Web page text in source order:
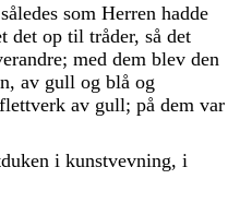
således som Herren hadde
det op til tråder, så det
; med dem blev den
, av gull og blå og
flettverk av gull; på dem var
i kunstvevning, i